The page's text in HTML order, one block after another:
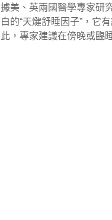
據美、英兩國醫學專家研
白的“天煡舒睡因子”，它
此，專家建議在傍晚或臨